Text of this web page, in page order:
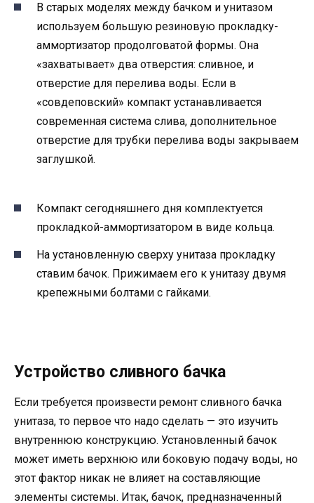
В старых моделях между бачком и унитазом
используем большую резиновую прокладку-
аммортизатор продолговатой формы. Она
«захватывает» два отверстия: сливное, и
отверстие для перелива воды. Если в
«совдеповский» компакт устанавливается
современная система слива, дополнительное
отверстие для трубки перелива воды закрываем
заглушкой.
Компакт сегодняшнего дня комплектуется
прокладкой-аммортизатором в виде кольца.
На установленную сверху унитаза прокладку
ставим бачок. Прижимаем его к унитазу двумя
крепежными болтами с гайками.
Устройство сливного бачка
Если требуется произвести ремонт сливного бачка
унитаза, то первое что надо сделать — это изучить
внутреннюю конструкцию. Установленный бачок
может иметь верхнюю или боковую подачу воды, но
этот фактор никак не влияет на составляющие
элементы системы. Итак, бачок, предназначенный